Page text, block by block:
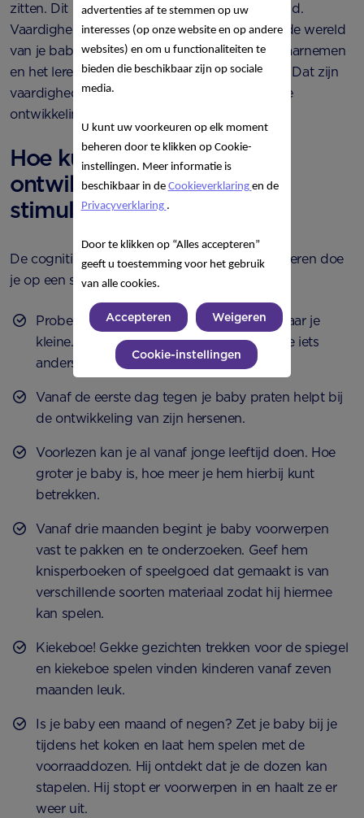
zitten. Dit is een andere motorische vaardigheid.
Vaardigheden zoals zitten en kruipen maken de wereld
van je baby groter. Dit helpt je baby bij het waarnemen
en het leren over wat hij ziet in zijn omgeving. Dat zijn
vaardigheden die weer horen bij de cognitieve
ontwikkeling.
Hoe kun je de cognitieve
ontwikkeling van je baby
stimuleren?
De cognitieve ontwikkeling van je baby stimuleren doe
je op een speelse manier:
Probeer nieuwe dingen uit en kijk goed naar je
kleine. Als het nog te moeilijk is, probeer je iets
anders.
Vanaf de eerste dag tegen je baby praten helpt bij
de ontwikkeling van zijn hersenen.
Voorlezen kan je al vanaf jonge leeftijd doen. Hoe
groter je baby is, hoe meer je hem hierbij kunt
betrekken.
Vanaf drie maanden begint je baby voorwerpen
vast te pakken en te onderzoeken. Geef hem
knisperboeken of speelgoed dat gemaakt is van
verschillende soorten materiaal zodat hij hiermee
kan spelen.
Kiekeboe! Gekke gezichten trekken voor de spiegel
en kiekeboe spelen vinden kinderen vanaf zeven
maanden leuk.
Is je baby een maand of negen? Zet je baby bij je
tijdens het koken en laat hem spelen met de
voorraaddozen. Hij ontdekt dat je de dozen kan
stapelen. Hij stopt er voorwerpen in en haalt ze er
weer uit.
advertenties af te stemmen op uw
interesses (op onze website en op andere
websites) en om u functionaliteiten te
bieden die beschikbaar zijn op sociale
media.
U kunt uw voorkeuren op elk moment
beheren door te klikken op Cookie-
instellingen. Meer informatie is
beschikbaar in de Cookieverklaring en de
Privacyverklaring .
Door te klikken op “Alles accepteren”
geeft u toestemming voor het gebruik
van alle cookies.
Accepteren Weigeren
Cookie-instellingen